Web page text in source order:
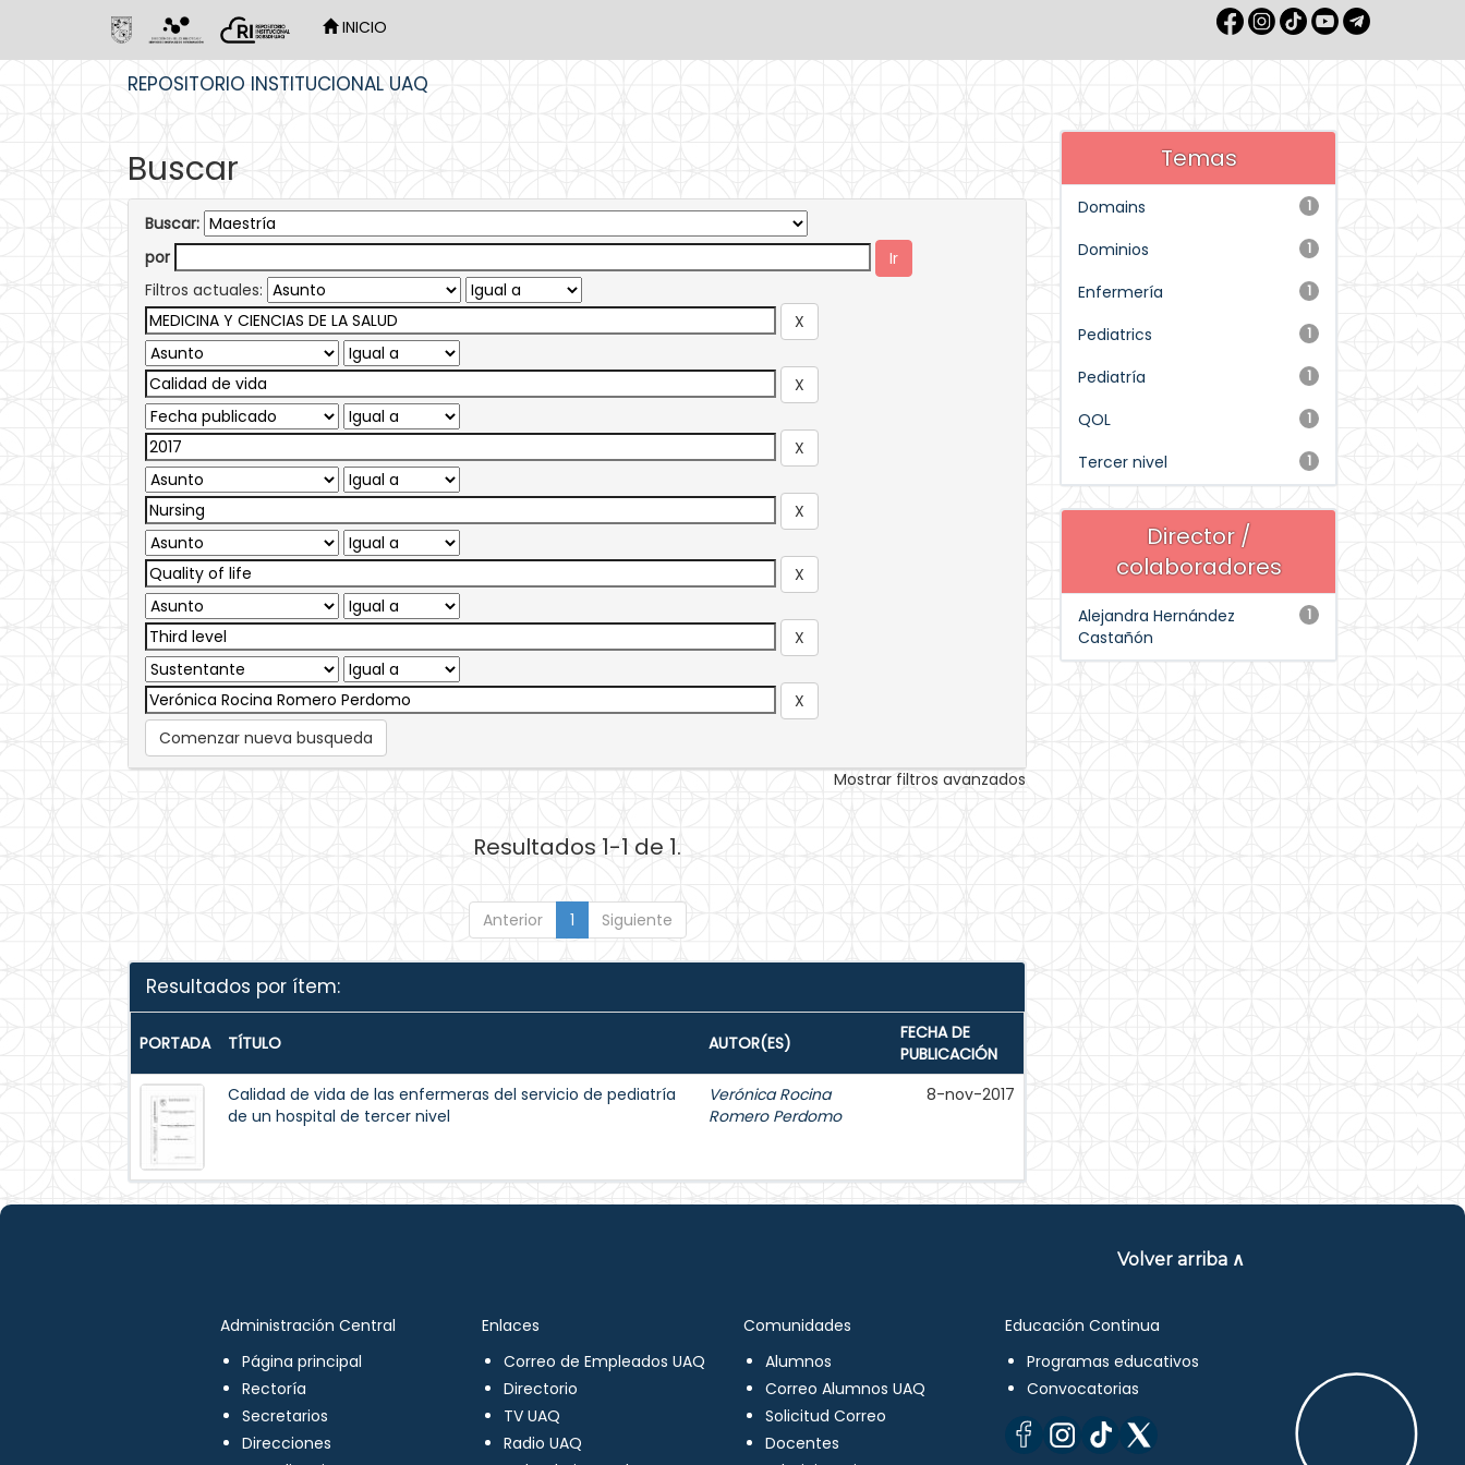
INICIO
REPOSITORIO INSTITUCIONAL UAQ
Buscar
Buscar:
por
Filtros actuales:
Comenzar nueva busqueda
Mostrar filtros avanzados
Resultados 1-1 de 1.
Anterior 1 Siguiente
Resultados por ítem:
PORTADA TÍTULO AUTOR(ES)
FECHA DE
PUBLICACIÓN
Calidad de vida de las enfermeras del servicio de pediatría
de un hospital de tercer nivel
Verónica Rocina
Romero Perdomo
8-nov-2017
Temas
1
Domains
1
Dominios
1
Enfermería
1
Pediatrics
1
Pediatría
1
QOL
1
Tercer nivel
Director /
colaboradores
1
Alejandra Hernández
Castañón
Volver arriba ∧
Administración Central
Página principal
Rectoría
Secretarios
Direcciones
Enlaces
Correo de Empleados UAQ
Directorio
TV UAQ
Radio UAQ
Comunidades
Alumnos
Correo Alumnos UAQ
Solicitud Correo
Docentes
Educación Continua
Programas educativos
Convocatorias